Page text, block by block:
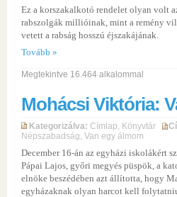
Ez a korszakalkotó rendelet olyan volt
rabszolgák millióinak, mint a remény
vetett a rabság hosszú éjszakájának.
Tovább »
Megtekintve 16.464 alkalommal
Mohácsi Viktória:
Kategorizálva: Címlap, Könyvtár
Népszabadság, Van egy álmom
December 16-án az egyházi iskolákért
Pápai Lajos, győri megyés püspök, a
elnöke beszédében azt állította, hogy
egyházaknak olyan harcot kell